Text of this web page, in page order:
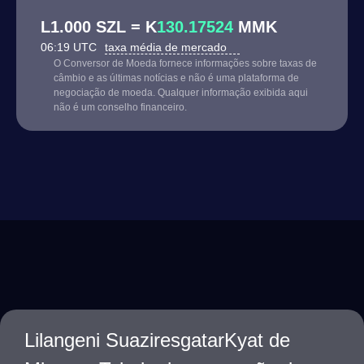
L1.000 SZL = K130.17524 MMK
06:19 UTC taxa média de mercado
O Conversor de Moeda fornece informações sobre taxas de
câmbio e as últimas notícias e não é uma plataforma de
negociação de moeda. Qualquer informação exibida aqui
não é um conselho financeiro.
Lilangeni SuaziresgatarKyat de